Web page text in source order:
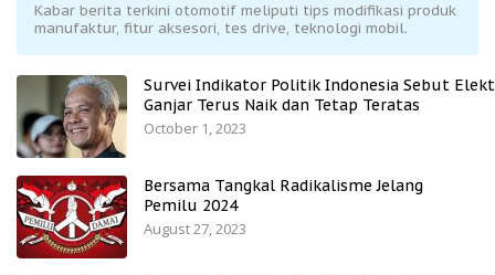
Kabar berita terkini otomotif meliputi tips modifikasi produk
manufaktur, fitur aksesori, tes drive, teknologi mobil.
Survei Indikator Politik Indonesia Sebut
Ganjar Terus Naik dan Tetap Teratas
October 1, 2023
Bersama Tangkal Radikalisme Jelang
Pemilu 2024
August 27, 2023